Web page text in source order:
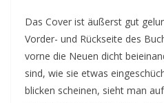
Das Cover ist äußerst gut
Vorder- und Rückseite des
vorne die Neuen dicht
sind, wie sie etwas
blicken scheinen, sieht man